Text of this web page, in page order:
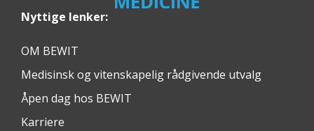
Nyttige lenker:
OM BEWIT
Medisinsk og vitenskapelig rådgivende utvalg
Åpen dag hos BEWIT
Karriere